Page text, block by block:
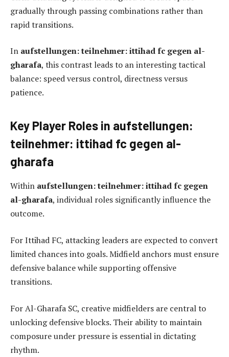
gradually through passing combinations rather than
rapid transitions.
In aufstellungen: teilnehmer: ittihad fc gegen al-
gharafa, this contrast leads to an interesting tactical
balance: speed versus control, directness versus
patience.
Key Player Roles in aufstellungen:
teilnehmer: ittihad fc gegen al-
gharafa
Within aufstellungen: teilnehmer: ittihad fc gegen
al-gharafa, individual roles significantly influence the
outcome.
For Ittihad FC, attacking leaders are expected to convert
limited chances into goals. Midfield anchors must ensure
defensive balance while supporting offensive
transitions.
For Al-Gharafa SC, creative midfielders are central to
unlocking defensive blocks. Their ability to maintain
composure under pressure is essential in dictating
rhythm.